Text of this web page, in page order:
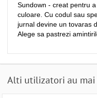
Sundown - creat pentru
culoare. Cu codul sau
jurnal devine un tovaras
Alege sa pastrezi
Alti utilizatori au mai